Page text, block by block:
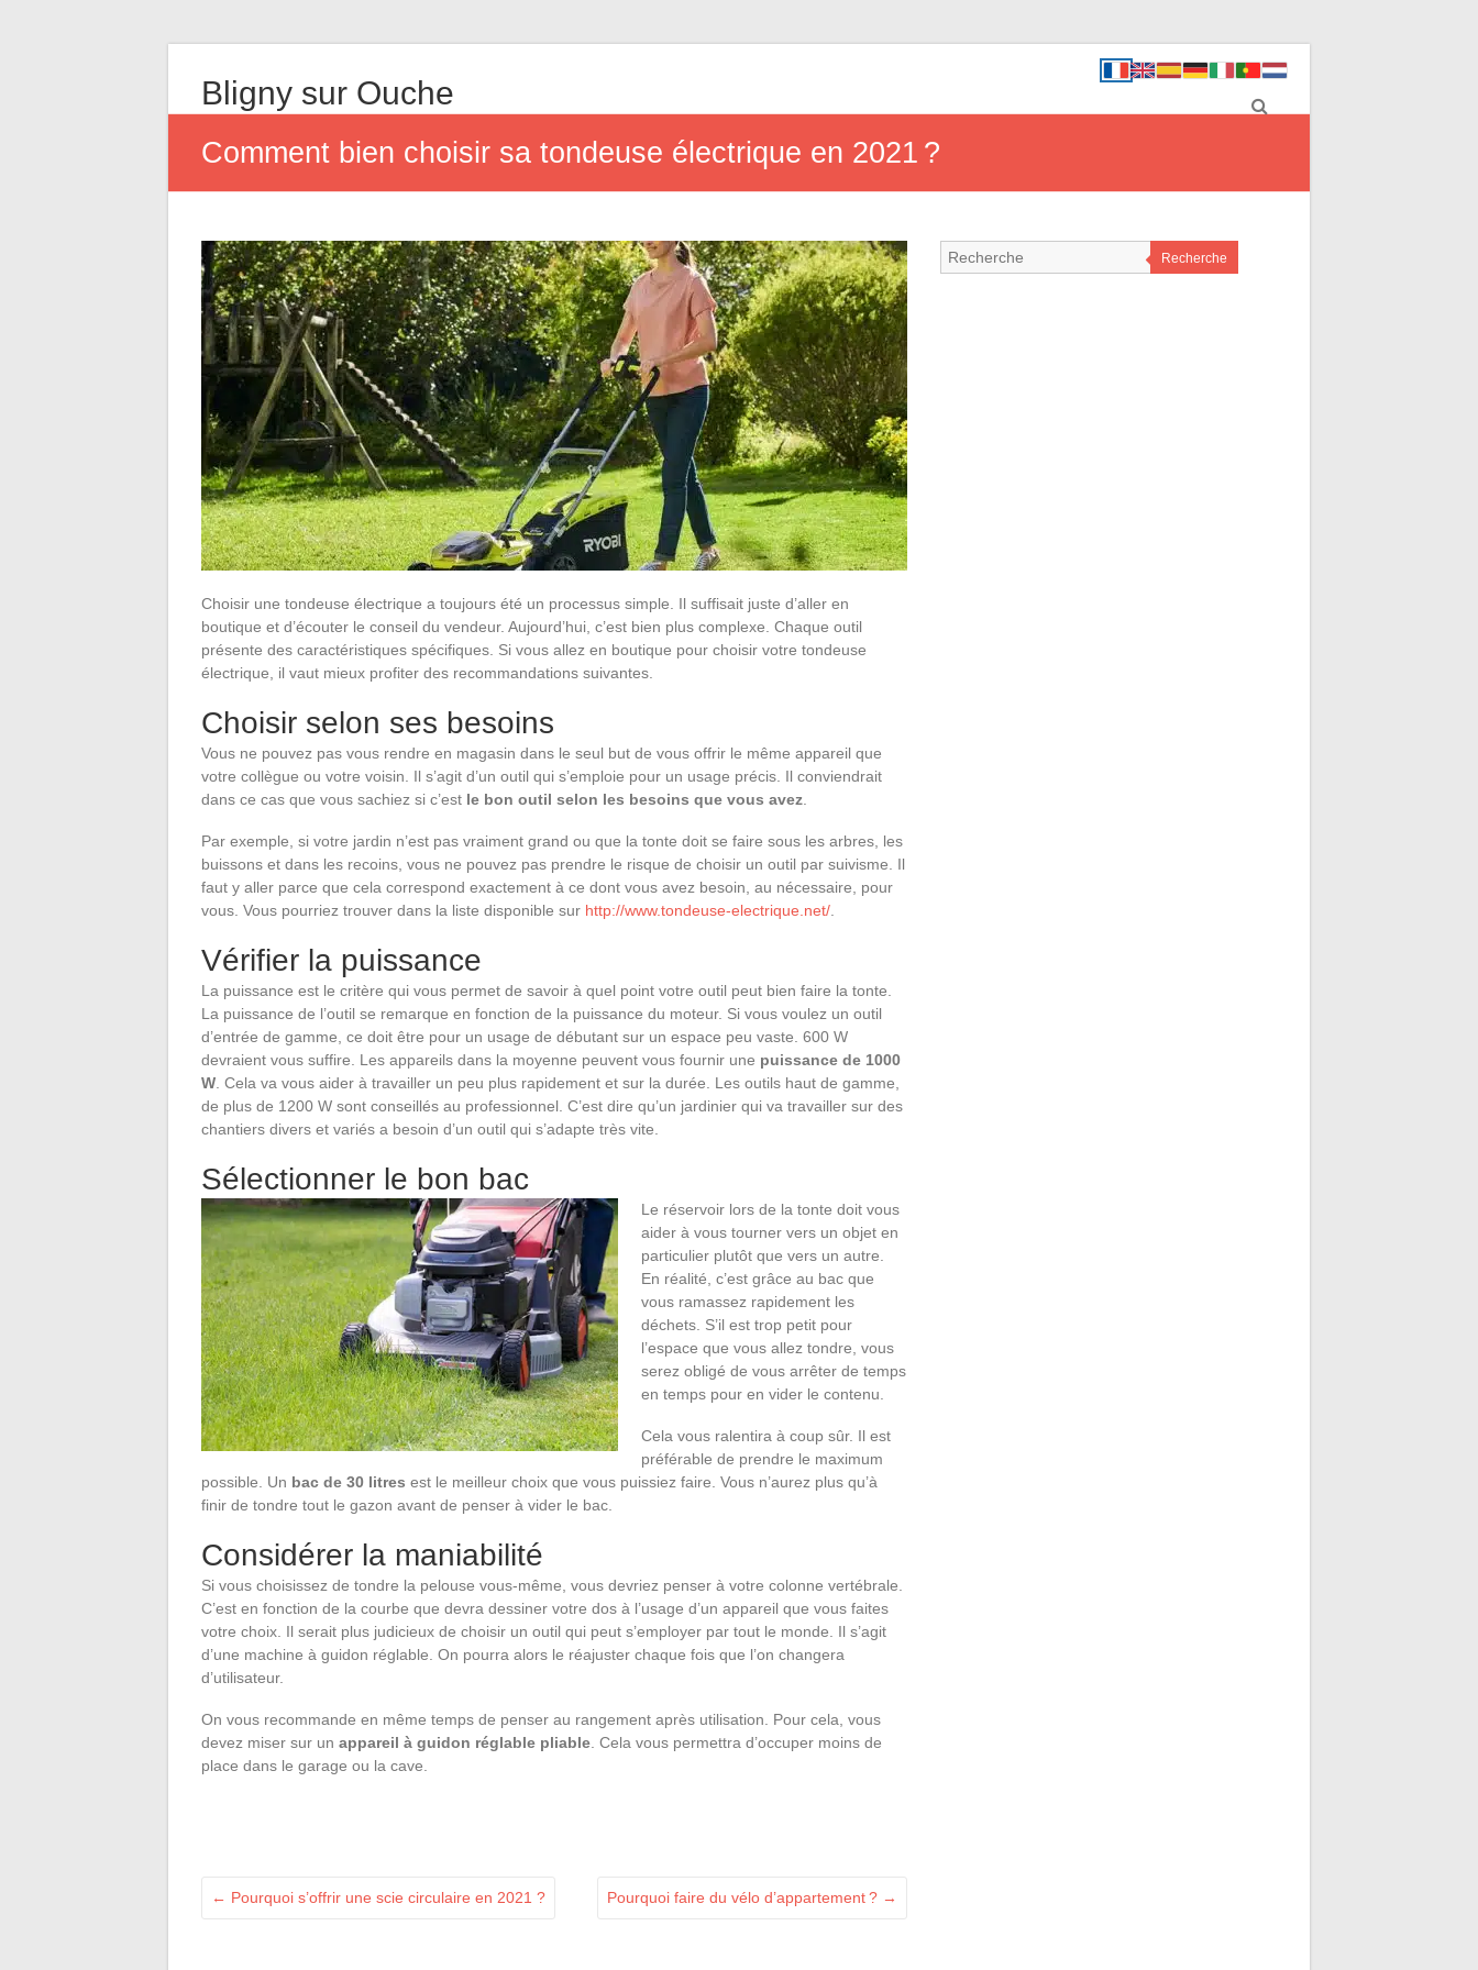
Bligny sur Ouche
Comment bien choisir sa tondeuse électrique en 2021 ?
Choisir une tondeuse électrique a toujours été un processus simple. Il suffisait juste d’aller en
boutique et d’écouter le conseil du vendeur. Aujourd’hui, c’est bien plus complexe. Chaque outil
présente des caractéristiques spécifiques. Si vous allez en boutique pour choisir votre tondeuse
électrique, il vaut mieux profiter des recommandations suivantes.
Choisir selon ses besoins
Vous ne pouvez pas vous rendre en magasin dans le seul but de vous offrir le même appareil que
votre collègue ou votre voisin. Il s’agit d’un outil qui s’emploie pour un usage précis. Il conviendrait
dans ce cas que vous sachiez si c’est le bon outil selon les besoins que vous avez
Par exemple, si votre jardin n’est pas vraiment grand ou que la tonte doit se faire sous les arbres, les
buissons et dans les recoins, vous ne pouvez pas prendre le risque de choisir un outil par suivisme. Il
faut y aller parce que cela correspond exactement à ce dont vous avez besoin, au nécessaire, pour
vous. Vous pourriez trouver dans la liste disponible sur http://www.tondeuse-electrique.net/
Vérifier la puissance
La puissance est le critère qui vous permet de savoir à quel point votre outil peut bien faire la tonte.
La puissance de l’outil se remarque en fonction de la puissance du moteur. Si vous voulez un outil
d’entrée de gamme, ce doit être pour un usage de débutant sur un espace peu vaste. 600 W
devraient vous suffire. Les appareils dans la moyenne peuvent vous fournir une puissance de 1000
W . Cela va vous aider à travailler un peu plus rapidement et sur la durée. Les outils haut de gamme,
de plus de 1200 W sont conseillés au professionnel. C’est dire qu’un jardinier qui va travailler sur des
chantiers divers et variés a besoin d’un outil qui s’adapte très vite.
Sélectionner le bon bac
Le réservoir lors de la tonte doit vous
aider à vous tourner vers un objet en
particulier plutôt que vers un autre.
En réalité, c’est grâce au bac que
vous ramassez rapidement les
déchets. S’il est trop petit pour
l’espace que vous allez tondre, vous
serez obligé de vous arrêter de temps
en temps pour en vider le contenu.
Cela vous ralentira à coup sûr. Il est
préférable de prendre le maximum
possible. Un bac de 30 litres est le meilleur choix que vous puissiez faire. Vous n’aurez plus qu’à
finir de tondre tout le gazon avant de penser à vider le bac.
Considérer la maniabilité
Si vous choisissez de tondre la pelouse vous-même, vous devriez penser à votre colonne vertébrale.
C’est en fonction de la courbe que devra dessiner votre dos à l’usage d’un appareil que vous faites
votre choix. Il serait plus judicieux de choisir un outil qui peut s’employer par tout le monde. Il s’agit
d’une machine à guidon réglable. On pourra alors le réajuster chaque fois que l’on changera
d’utilisateur.
On vous recommande en même temps de penser au rangement après utilisation. Pour cela, vous
devez miser sur un appareil à guidon réglable pliable . Cela vous permettra d’occuper moins de
place dans le garage ou la cave.
← Pourquoi s’offrir une scie circulaire en 2021 ? Pourquoi faire du vélo d’appartement ? →
Recherche